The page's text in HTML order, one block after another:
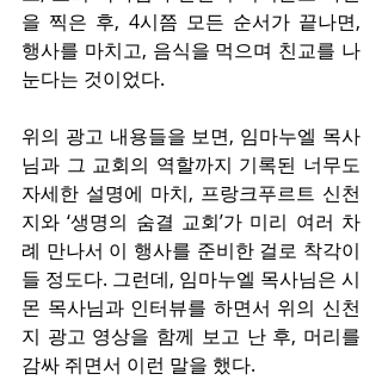
을 찍은 후, 4시쯤 모든 순서가 끝나면,
행사를 마치고, 음식을 먹으며 친교를 나
눈다는 것이었다.
위의 광고 내용들을 보면, 임마누엘 목사
님과 그 교회의 역할까지 기록된 너무도
자세한 설명에 마치, 프랑크푸르트 신천
지와 ‘생명의 숨결 교회’가 미리 여러 차
례 만나서 이 행사를 준비한 걸로 착각이
들 정도다. 그런데, 임마누엘 목사님은 시
몬 목사님과 인터뷰를 하면서 위의 신천
지 광고 영상을 함께 보고 난 후, 머리를
감싸 쥐면서 이런 말을 했다.